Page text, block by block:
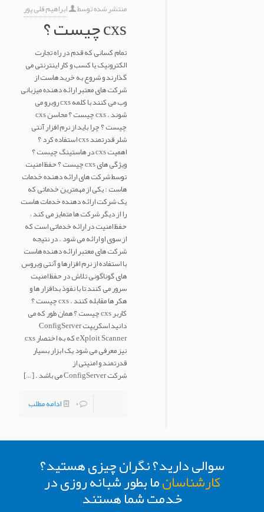
منتشر شده توسط ابراهیم قلی پور
cxs چیست ؟
تمام کسانی که قدم در راه تجارت
الکترونیک یا کسب و کار اینترنتی می
گذارند و شروع به خرید هاست از
شرکت های معتبر ارائه دهنده میزبانی
وب می کنند با کلمه cxs روبرو می
شوند . cxs چیست ؟ محاسن cxs
چیست ؟ چرا باید از نرم افزار آنتی
شلر قدرتمند cxs استفاده کرد ؟
اهمیت cxs در هاستینگ چیست ؟
ویژگی های cxs چیست ؟ حفظ امنیت
توسط شرکت های ارائه دهنده خدمات
هاست : یکی از مهمترین خدماتی که
یک شرکت ارائه دهنده خدمات هاست
را از دیگر شرکت ها متمایز می کند ،
حفظ امنیت در ارائه خدماتی است که
از سوی او ارائه می شود . در نتیجه
شرکت های معتبر ارائه دهنده هاست
با استفاده از نرم افزارها و آنتی ویروس
های گوناگونی تلاش در حفظ امنیت
سرور می کنند تا با نفوذ بدافزار ها و
هکر ها مقابله کنند . cxs چیست ؟
کاربر cxs چیست ؟ همان طور که می
دانید اسکریپت ConfigServer
eXploit Scanner که به اختصار cxs
نیز معرفی می شود یک ابزار بسیار
قدرتمند و امنیتی از
شرکت ConfigServer می باشد .
[…]
0
ادامه مطلب
سوالی دارید؟ نگران چیزی هستید؟
کارشناسانما بطور شبانه روزی در
خدمت شما هستند